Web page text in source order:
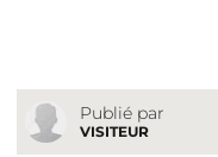
Publié par
VISITEUR